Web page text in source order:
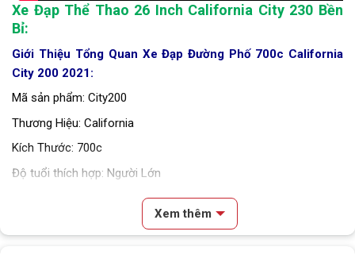
Xe Đạp Thể Thao 26 Inch California City 230 Bền
Bỉ:
Giới Thiệu Tổng Quan Xe Đạp Đường Phố 700c California
City 200 2021:
Mã sản phẩm: City200
Thương Hiệu: California
Kích Thước: 700c
Độ tuổi thích hợp: Người Lớn
Thương Hiệu California đến từ đâu?
California là hãng chuyên sản xuất
xe đạp thể thao
Xem thêm